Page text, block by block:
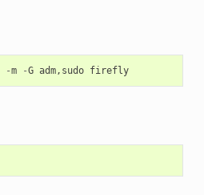
-m -G adm, sudo firefly